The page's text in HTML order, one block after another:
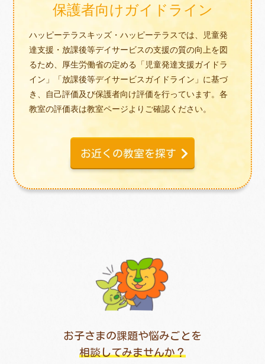
保護者向けガイドライン
ハッピーテラスキッズ・ハッピーテラスでは、児童発
達支援・放課後等デイサービスの支援の質の向上を図
るため、厚生労働省の定める「児童発達支援ガイドラ
イン」「放課後等デイサービスガイドライン」に基づ
き、自己評価及び保護者向け評価を行っています。各
教室の評価表は教室ページよりご確認ください。
お子さまの課題や悩みごとを
相談してみませんか？